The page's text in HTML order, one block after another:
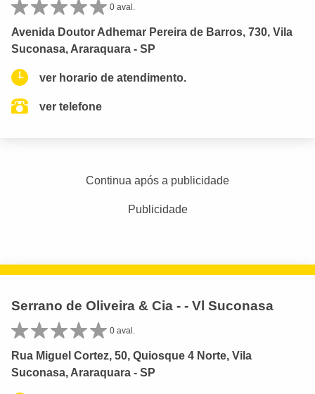
0 aval.
Avenida Doutor Adhemar Pereira de Barros, 730, Vila
Suconasa, Araraquara - SP
ver horario de atendimento.
ver telefone
Continua após a publicidade
Publicidade
Serrano de Oliveira & Cia - - Vl Suconasa
0 aval.
Rua Miguel Cortez, 50, Quiosque 4 Norte, Vila
Suconasa, Araraquara - SP